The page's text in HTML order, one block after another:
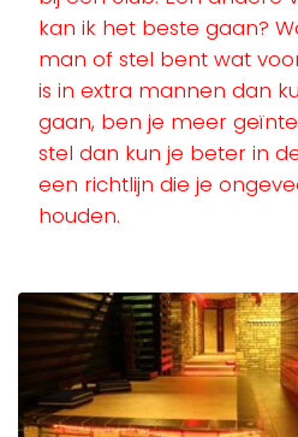
kan ik het beste gaan?
man of stel bent wat
is in extra mannen dan
gaan, ben je meer
stel dan kun je beter in
een richtlijn die je
houden.